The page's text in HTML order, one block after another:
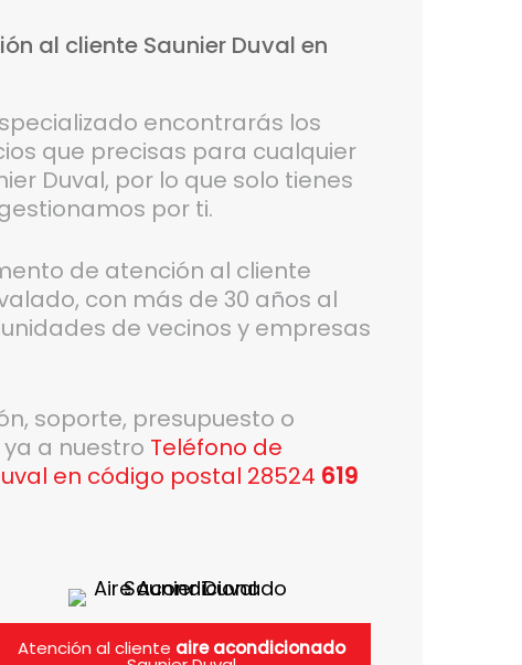
al cliente Saunier Duval en
encontrarás los
que precisas para cualquier
Duval, por lo que solo tienes
por ti.
de atención al cliente
con más de 30 años al
de vecinos y empresas
soporte, presupuesto o
a nuestro Teléfono de
en código postal 28524 619
Atención al cliente aire acondicionado